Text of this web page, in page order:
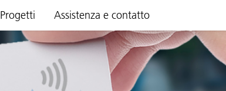
Progetti Assistenza e contatto